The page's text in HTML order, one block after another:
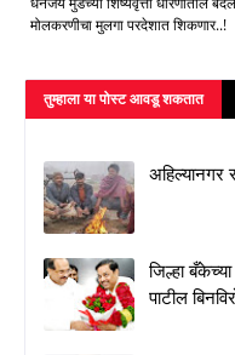
मोलकरणीचा मुलगा परदेशात शिकणार..!
तुम्‍हाला या पोस्‍ट आवडू शकतात
अहिल्यानगर
जिल्हा
पाटील